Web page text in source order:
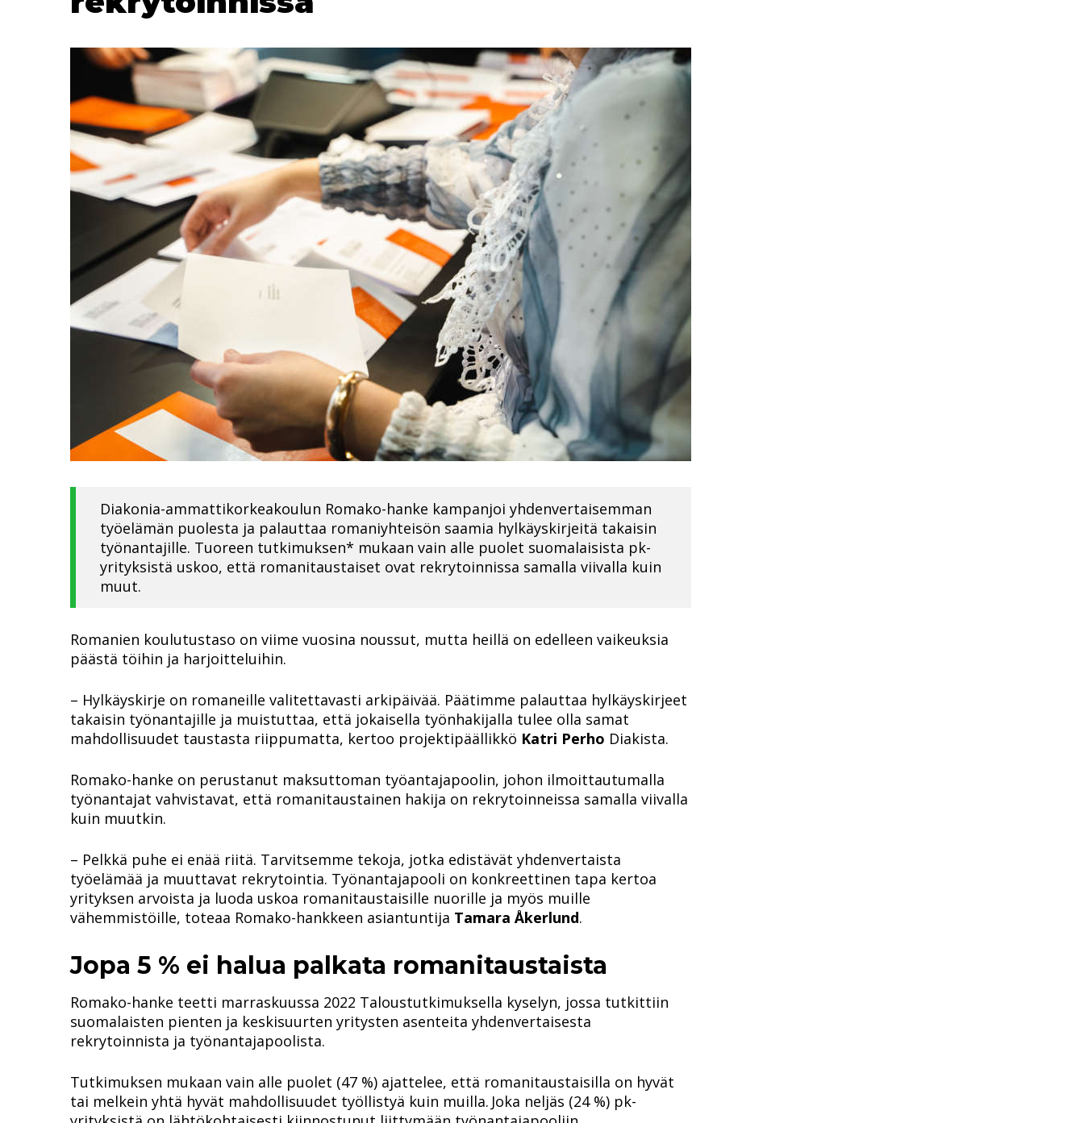
Diakonia-ammattikorkeakoulun Romako-hanke kampanjoi yhdenvertaisemman
työelämän puolesta ja palauttaa romaniyhteisön saamia hylkäyskirjeitä takaisin
työnantajille. Tuoreen tutkimuksen* mukaan vain alle puolet suomalaisista pk-
yrityksistä uskoo, että romanitaustaiset ovat rekrytoinnissa samalla viivalla kuin
muut.
Romanien koulutustaso on viime vuosina noussut, mutta heillä on edelleen vaikeuksia
päästä töihin ja harjoitteluihin.
– Hylkäyskirje on romaneille valitettavasti arkipäivää. Päätimme palauttaa hylkäyskirjeet
takaisin työnantajille ja muistuttaa, että jokaisella työnhakijalla tulee olla samat
mahdollisuudet taustasta riippumatta, kertoo projektipäällikkö Katri Perho Diakista.
Romako-hanke on perustanut maksuttoman työantajapoolin, johon ilmoittautumalla
työnantajat vahvistavat, että romanitaustainen hakija on rekrytoinneissa samalla viivalla
kuin muutkin.
– Pelkkä puhe ei enää riitä. Tarvitsemme tekoja, jotka edistävät yhdenvertaista
työelämää ja muuttavat rekrytointia. Työnantajapooli on konkreettinen tapa kertoa
yrityksen arvoista ja luoda uskoa romanitaustaisille nuorille ja myös muille
vähemmistöille, toteaa Romako-hankkeen asiantuntija Tamara Åkerlund.
Jopa 5 % ei halua palkata romanitaustaista
Romako-hanke teetti marraskuussa 2022 Taloustutkimuksella kyselyn, jossa tutkittiin
suomalaisten pienten ja keskisuurten yritysten asenteita yhdenvertaisesta
rekrytoinnista ja työnantajapoolista.
Tutkimuksen mukaan vain alle puolet (47 %) ajattelee, että romanitaustaisilla on hyvät
tai melkein yhtä hyvät mahdollisuudet työllistyä kuin muilla. Joka neljäs (24 %) pk-